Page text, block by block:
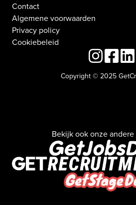
Contact
Algemene voorwaarden
Privacy policy
Cookiebeleid
Copyright © 2025
Bekijk ook onze